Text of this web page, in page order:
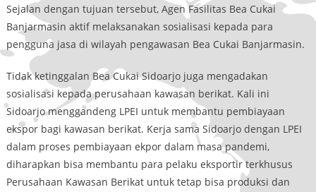
Sejalan dengan tujuan tersebut, Agen Fasilitas Bea Cukai
Banjarmasin aktif melaksanakan sosialisasi kepada para
pengguna jasa di wilayah pengawasan Bea Cukai Banjarmasin.
Tidak ketinggalan Bea Cukai Sidoarjo juga mengadakan
sosialisasi kepada perusahaan kawasan berikat. Kali ini
Sidoarjo menggandeng LPEI untuk membantu pembiayaan
ekspor bagi kawasan berikat. Kerja sama Sidoarjo dengan LPEI
dalam proses pembiayaan ekpor dalam masa pandemi,
diharapkan bisa membantu para pelaku eksportir terkhusus
Perusahaan Kawasan Berikat untuk tetap bisa produksi dan